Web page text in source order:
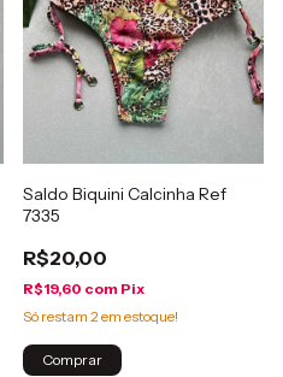
Saldo Biquini Calcinha Ref
7335
R$20,00
R$19,60 com Pix
Só restam 2em estoque!
Comprar